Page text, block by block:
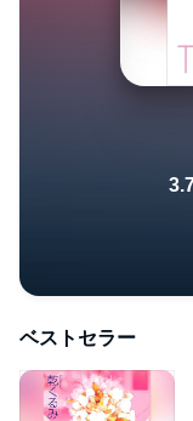
ベストセラー